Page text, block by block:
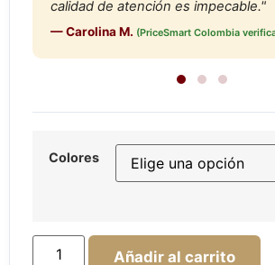
calidad de atención es impecable."
— Carolina M. (PriceSmart Colombia
Colores
Añadir al carrito